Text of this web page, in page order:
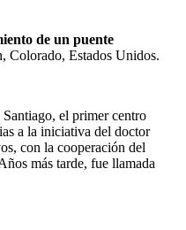
de un puente
Colorado, Estados Unidos.
el primer centro
a la iniciativa del doctor
con la cooperación del
más tarde, fue llamada